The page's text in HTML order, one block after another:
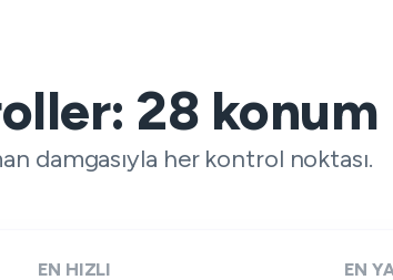
28 konum
damgasıyla her kontrol noktası.
EN HIZLI EN